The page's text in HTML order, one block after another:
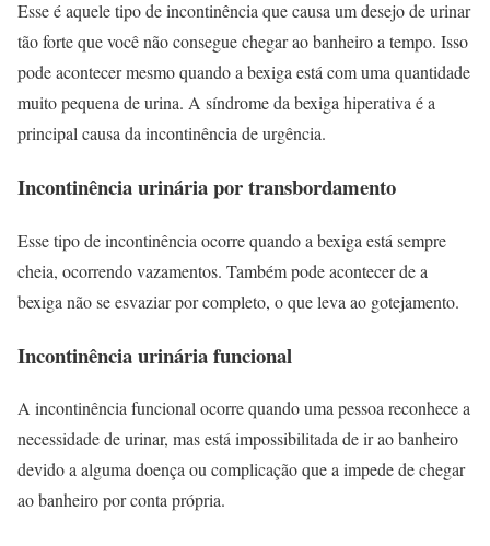
Esse é aquele tipo de incontinência que causa um desejo de urinar
tão forte que você não consegue chegar ao banheiro a tempo. Isso
pode acontecer mesmo quando a bexiga está com uma quantidade
muito pequena de urina. A síndrome da bexiga hiperativa é a
principal causa da incontinência de urgência.
Incontinência urinária por transbordamento
Esse tipo de incontinência ocorre quando a bexiga está sempre
cheia, ocorrendo vazamentos. Também pode acontecer de a
bexiga não se esvaziar por completo, o que leva ao gotejamento.
Incontinência urinária funcional
A incontinência funcional ocorre quando uma pessoa reconhece a
necessidade de urinar, mas está impossibilitada de ir ao banheiro
devido a alguma doença ou complicação que a impede de chegar
ao banheiro por conta própria.